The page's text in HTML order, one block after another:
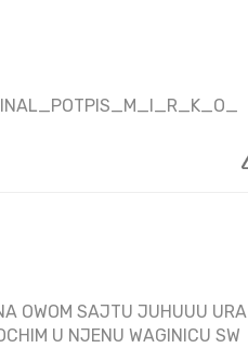
OWOM SAJTU JUHUUU URA
U NJENU WAGINICU SW